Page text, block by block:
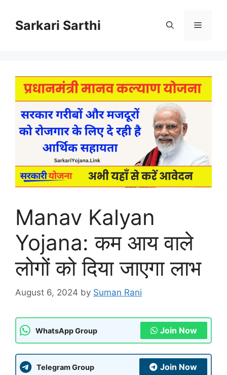
contentSarkari Sarthi Menu
Manav Kalyan
Yojana: कम आय वाले
लोगों को दिया जाएगा लाभ
August 6, 2024 by Suman Rani
WhatsApp Group Join Now
Telegram Group Join Now